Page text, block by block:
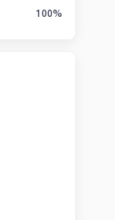
100%